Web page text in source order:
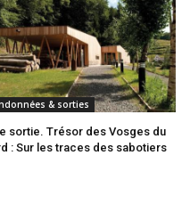
& sorties
sortie. Trésor des Vosges du
: Sur les traces des sabotiers